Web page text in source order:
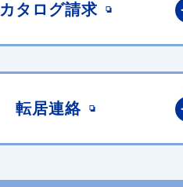
カタログ請求
転居連絡